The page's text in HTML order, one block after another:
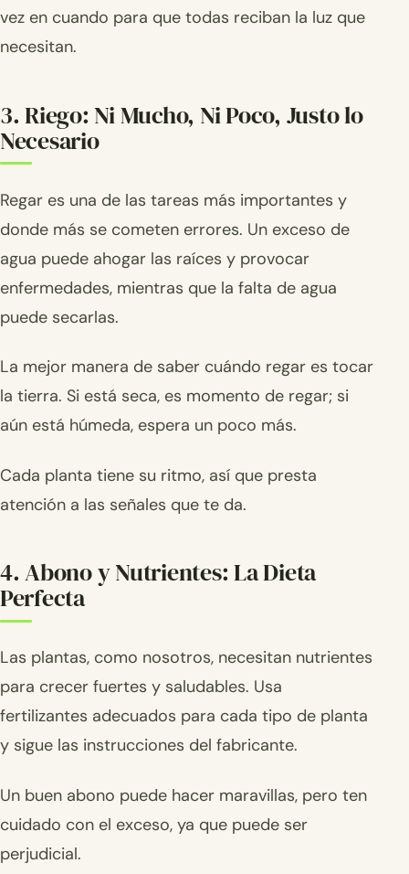
vez en cuando para que todas reciban la luz que
necesitan.
3. Riego: Ni Mucho, Ni Poco, Justo lo
Necesario
Regar es una de las tareas más importantes y
donde más se cometen errores. Un exceso de
agua puede ahogar las raíces y provocar
enfermedades, mientras que la falta de agua
puede secarlas.
La mejor manera de saber cuándo regar es tocar
la tierra. Si está seca, es momento de regar; si
aún está húmeda, espera un poco más.
Cada planta tiene su ritmo, así que presta
atención a las señales que te da.
4. Abono y Nutrientes: La Dieta
Perfecta
Las plantas, como nosotros, necesitan nutrientes
para crecer fuertes y saludables. Usa
fertilizantes adecuados para cada tipo de planta
y sigue las instrucciones del fabricante.
Un buen abono puede hacer maravillas, pero ten
cuidado con el exceso, ya que puede ser
perjudicial.